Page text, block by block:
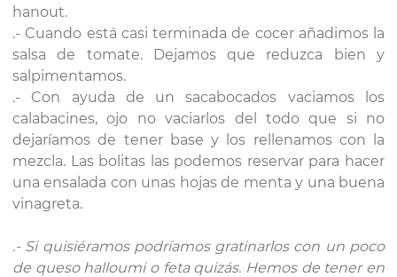
hanout.
.- Cuando está casi terminada de cocer añadimos la
salsa de tomate. Dejamos que reduzca bien y
salpimentamos.
.- Con ayuda de un sacabocados vaciamos los
calabacines, ojo no vaciarlos del todo que si no
dejaríamos de tener base y los rellenamos con la
mezcla. Las bolitas las podemos reservar para hacer
una ensalada con unas hojas de menta y una buena
vinagreta.
.- Si quisiéramos podríamos gratinarlos con un poco
de queso halloumi o feta quizás. Hemos de tener en